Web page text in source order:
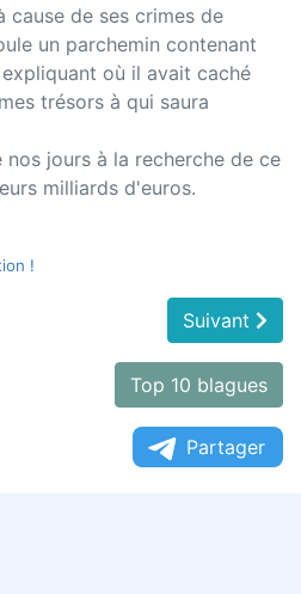
cause de ses crimes de
un parchemin contenant
où il avait caché
trésors à qui saura
jours à la recherche de ce
milliards d'euros.
!
Suivant
Top 10 blagues
Partager